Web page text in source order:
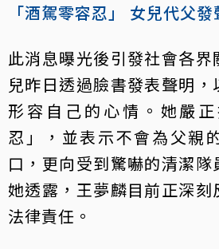
「酒駕零容忍」 女兒代父
此消息曝光後引發社會各
兒昨日透過臉書發表聲明，
形容自己的心情。她嚴
忍」，並表示不會為父親
口，更向受到驚嚇的清潔隊
她透露，王夢麟目前正深刻
法律責任。